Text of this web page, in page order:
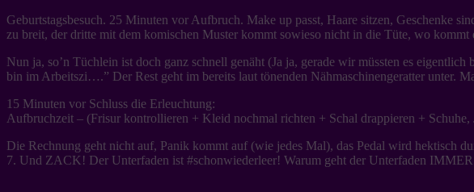
Geburtstagsbesuch. 25 Minuten vor Aufbruch. Make up passt, Haare sitzen, Geschenke
zu breit, der dritte mit dem komischen Muster kommt sowieso nicht in die Tüte, wo kommt
Nun ja, so’n Tüchlein ist doch ganz schnell genäht (Ja ja, gerade wir müssten es
bin im Arbeitszi….” Der Rest geht im bereits laut tönenden Nähmaschinengeratter unter.
15 Minuten vor Schluss die Erleuchtung:
Aufbruchzeit – (Frisur kontrollieren + Kleid nochmal richten + Schal drappieren +
Die Rechnung geht nicht auf, Panik kommt auf (wie jedes Mal), das Pedal wird hektisch
7. Und ZACK! Der Unterfaden ist #schonwiederleer! Warum geht der Unterfaden